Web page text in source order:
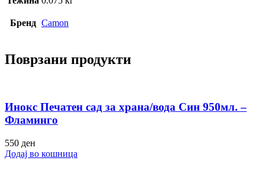
Бренд Camon
Поврзани продукти
Инокс Печатен сад за храна/вода Син 950мл. –
Фламинго
550 ден
Додај во кошница